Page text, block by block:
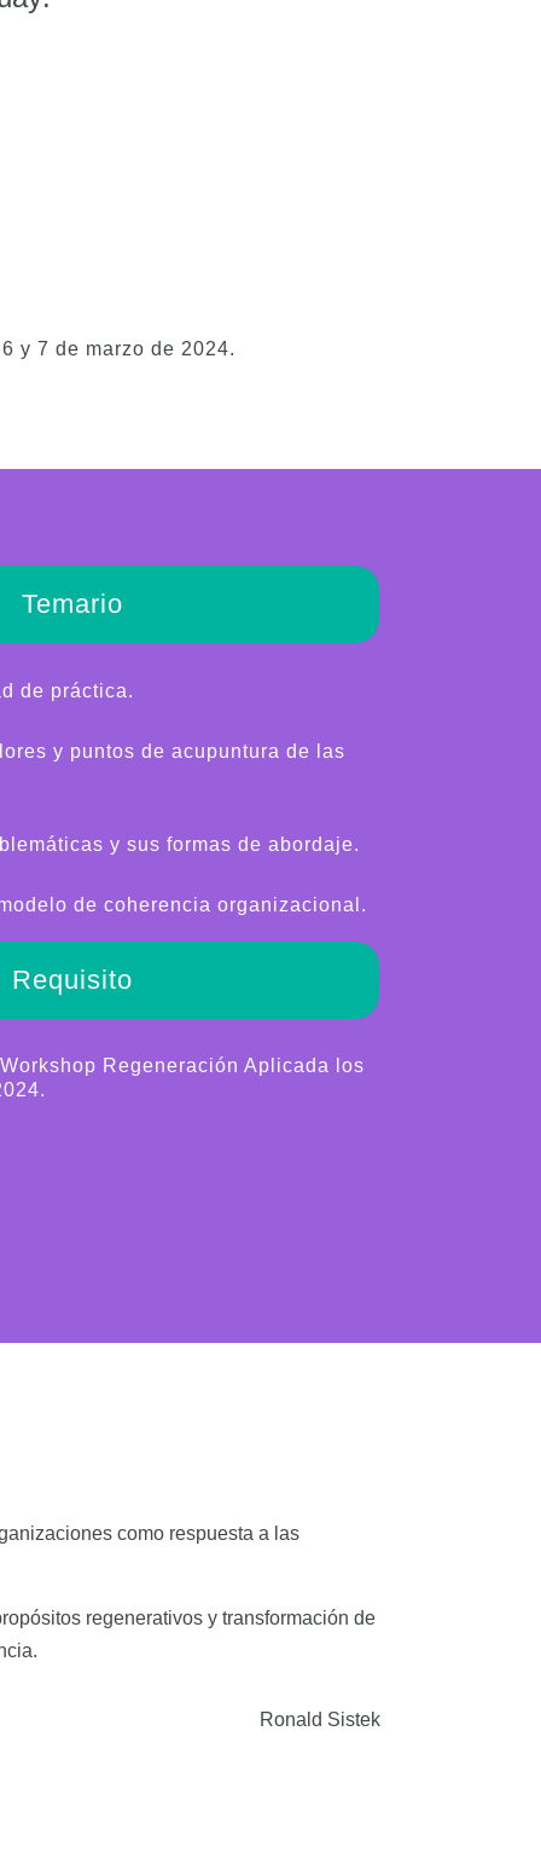
y 7 de marzo de 2024.
Temario
de práctica.
y puntos de acupuntura de las
y sus formas de abordaje.
de coherencia organizacional.
Requisito
Regeneración Aplicada los
como respuesta a las
regenerativos y transformación de
Ronald Sistek